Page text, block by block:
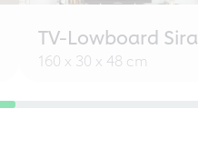
TV-Lowboard Sira
160 x 30 x 48 cm